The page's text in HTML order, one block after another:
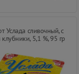
Услада сливочный, с
5,1 %, 95 гр